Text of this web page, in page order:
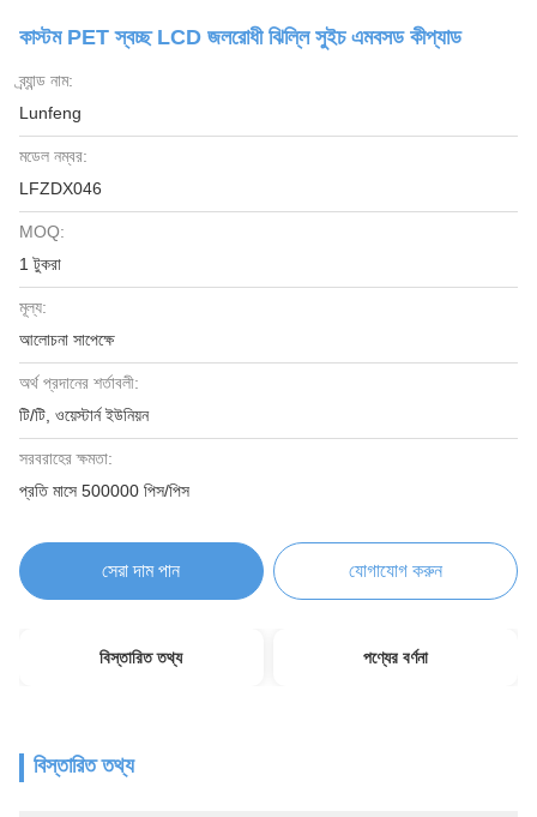
কাস্টম PET স্বচ্ছ LCD জলরোধী ঝিল্লি সুইচ এমবসড কীপ্যাড
ব্র্যান্ড নাম:
Lunfeng
মডেল নম্বর:
LFZDX046
MOQ:
1 টুকরা
মূল্য:
আলোচনা সাপেক্ষে
অর্থ প্রদানের শর্তাবলী:
টি/টি, ওয়েস্টার্ন ইউনিয়ন
সরবরাহের ক্ষমতা:
প্রতি মাসে 500000 পিস/পিস
সেরা দাম পান যোগাযোগ করুন
বিস্তারিত তথ্য পণ্যের বর্ণনা
বিস্তারিত তথ্য